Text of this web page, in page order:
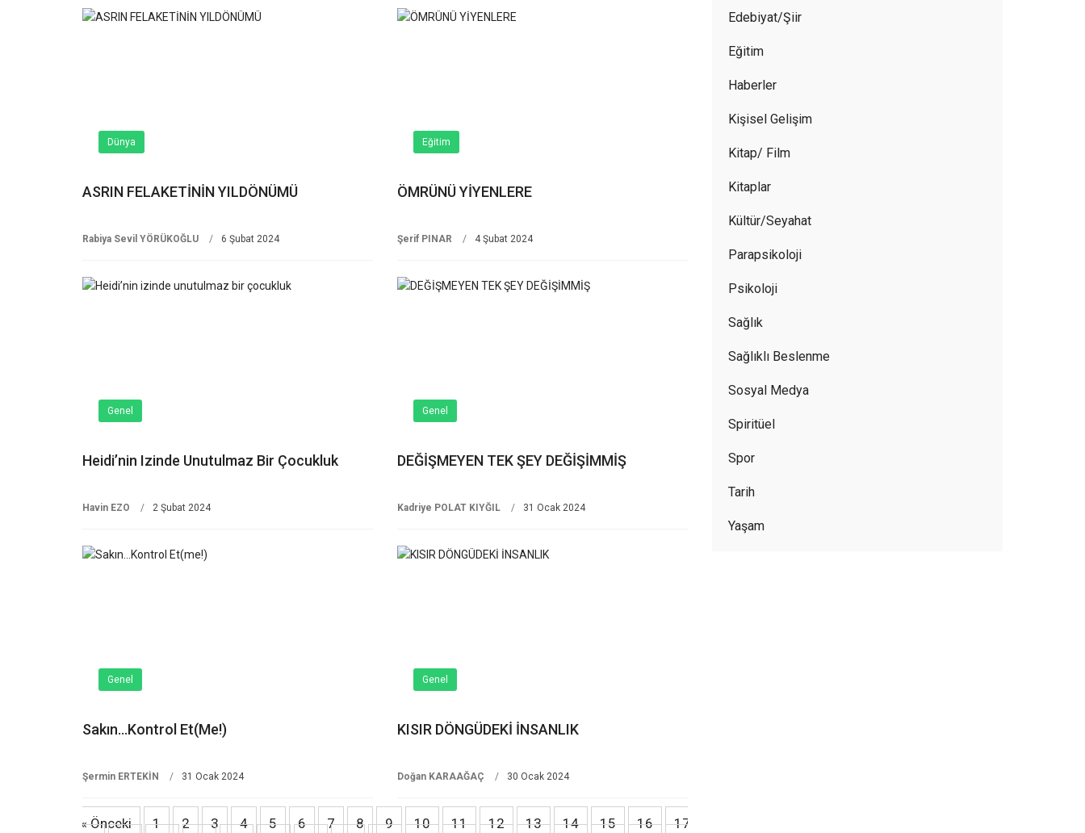
Dünya
ASRIN FELAKETİNİN YILDÖNÜMÜ
Rabiya Sevil YÖRÜKOĞLU 6 Şubat 2024
Eğitim
ÖMRÜNÜ YİYENLERE
Şerif PINAR 4 Şubat 2024
Genel
Heidi’nin Izinde Unutulmaz Bir Çocukluk
Havin EZO 2 Şubat 2024
Genel
DEĞİŞMEYEN TEK ŞEY DEĞİŞİMMİŞ
Kadriye POLAT KIYĞIL 31 Ocak 2024
Genel
Sakın…Kontrol Et(me!)
Şermin ERTEKİN 31 Ocak 2024
Genel
KISIR DÖNGÜDEKİ İNSANLIK
Doğan KARAAĞAÇ 30 Ocak 2024
« Önceki 1 2 3 4 5 6 7 8 9 10 11 12 13 14 15 16
17
Edebiyat/Şiir
Eğitim
Haberler
Kişisel Gelişim
Kitap/ Film
Kitaplar
Kültür/Seyahat
Parapsikoloji
Psikoloji
Sağlık
Sağlıklı Beslenme
Sosyal Medya
Spiritüel
Spor
Tarih
Yaşam